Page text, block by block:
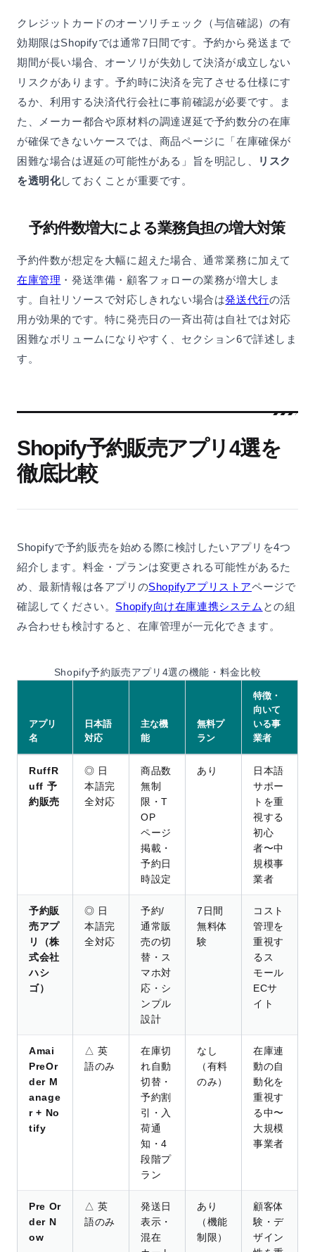
クレジットカードのオーソリチェック（与信確認）の有
効期限はShopifyでは通常7日間です。予約から発送まで
期間が長い場合、オーソリが失効して決済が成立しない
リスクがあります。予約時に決済を完了させる仕様にす
るか、利用する決済代行会社に事前確認が必要です。ま
た、メーカー都合や原材料の調達遅延で予約数分の在庫
が確保できないケースでは、商品ページに「在庫確保が
困難な場合は遅延の可能性がある」旨を明記し、
リスク
を透明化しておくことが重要です。
予約件数増大による業務負担の増大対策
予約件数が想定を大幅に超えた場合、通常業務に加えて
在庫管理 ・発送準備・顧客フォローの業務が増大しま
す。自社リソースで対応しきれない場合は発送代行の活
用が効果的です。特に発売日の一斉出荷は自社では対応
困難なボリュームになりやすく、セクション6で詳述しま
す。
Shopify予約販売アプリ4選を
徹底比較
Shopifyで予約販売を始める際に検討したいアプリを4つ
紹介します。料金・プランは変更される可能性があるた
め、最新情報は各アプリのShopifyアプリストアページで
確認してください。 Shopify向け在庫連携システム との組
み合わせも検討すると、在庫管理が一元化できます。
Shopify予約販売アプリ4選の機能・料金比較
アプリ
名
日本語
対応
主な機
能
無料プ
ラン
特徴・
向いて
いる事
業者
RuffR
uff 予
約販売
◎ 日
本語完
全対応
商品数
無制
限・T
OP
ページ
掲載・
予約日
時設定
あり
日本語
サポー
トを重
視する
初心
者〜中
規模事
業者
予約販
売アプ
リ（株
式会社
ハシ
ゴ）
◎ 日
本語完
全対応
予約/
通常販
売の切
替・ス
マホ対
応・シ
ンプル
設計
7日間
無料体
験
コスト
管理を
重視す
るス
モール
ECサ
イト
Amai
PreOr
der M
anage
r + No
tify
△ 英
語のみ
在庫切
れ自動
切替・
予約割
引・入
荷通
知・4
段階プ
ラン
なし
（有料
のみ）
在庫連
動の自
動化を
重視す
る中〜
大規模
事業者
Pre Or
der N
ow
△ 英
語のみ
発送日
表示・
混在
あり
（機能
制限）
顧客体
験・デ
ザイン